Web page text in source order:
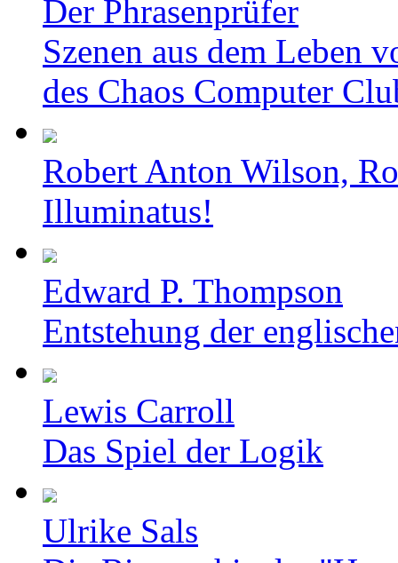
Der Phrasenprüfer
Szenen aus dem Leben
des Chaos Computer
Robert Anton Wilson,
Illuminatus!
Edward P. Thompson
Entstehung der
Lewis Carroll
Das Spiel der Logik
Ulrike Sals